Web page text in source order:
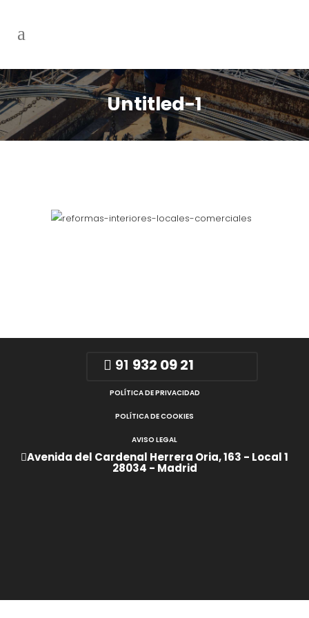
Untitled-1
91 932 09 21
POLÍTICA DE PRIVACIDAD
POLÍTICA DE COOKIES
AVISO LEGAL
Avenida del Cardenal Herrera Oria, 163 - Local 1
28034 - Madrid